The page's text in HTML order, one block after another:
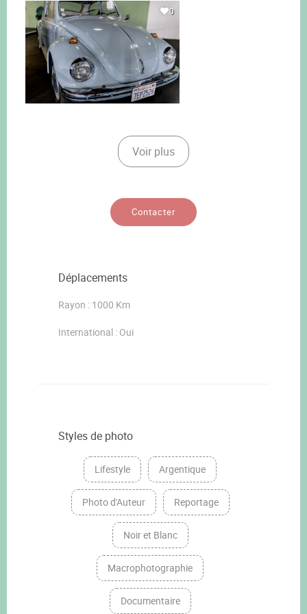
0
Voir plus
Contacter
Déplacements
Rayon : 1000 Km
International : Oui
Styles de photo
Lifestyle Argentique
Photo d'Auteur Reportage
Noir et Blanc
Macrophotographie
Documentaire